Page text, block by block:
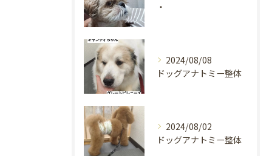
・
2024/08/08
ドッグアナトミー整体
2024/08/02
ドッグアナトミー整体